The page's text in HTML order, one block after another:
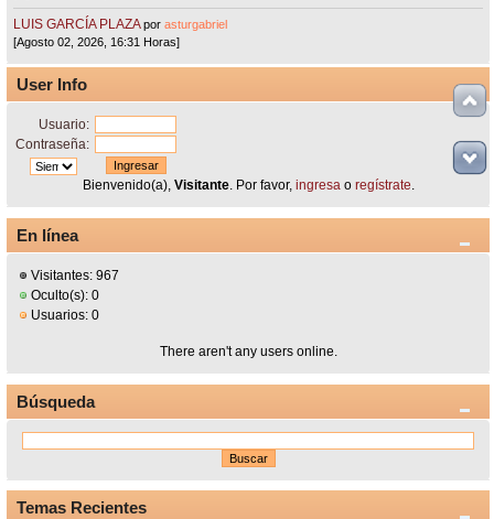
LUIS GARCÍA PLAZA porasturgabriel
[Agosto 02, 2026, 16:31 Horas]
User Info
Usuario:
Contraseña:
Bienvenido(a), Visitante. Por favor, ingresao regístrate.
En línea
Visitantes: 967
Oculto(s): 0
Usuarios: 0
There aren't any users online.
Búsqueda
Temas Recientes